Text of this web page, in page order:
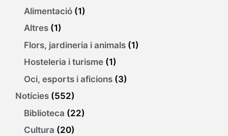
Alimentació (1)
Altres (1)
Flors, jardineria i animals (1)
Hosteleria i turisme (1)
Oci, esports i aficions (3)
Notícies (552)
Biblioteca (22)
Cultura (20)